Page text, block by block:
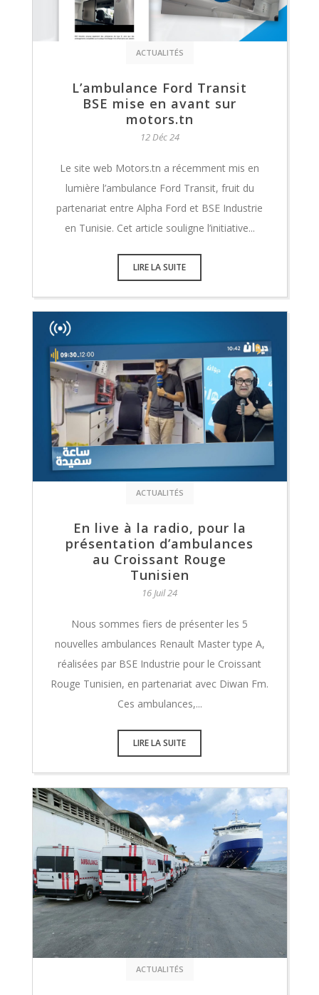
ACTUALITÉS
L’ambulance Ford Transit
BSE mise en avant sur
motors.tn
12 Déc 24
Le site web Motors.tn a récemment mis en
lumière l’ambulance Ford Transit, fruit du
partenariat entre Alpha Ford et BSE Industrie
en Tunisie. Cet article souligne l’initiative...
LIRE LA SUITE
ACTUALITÉS
En live à la radio, pour la
présentation d’ambulances
au Croissant Rouge
Tunisien
16 Juil 24
Nous sommes fiers de présenter les 5
nouvelles ambulances Renault Master type A,
réalisées par BSE Industrie pour le Croissant
Rouge Tunisien, en partenariat avec Diwan Fm.
Ces ambulances,...
LIRE LA SUITE
ACTUALITÉS